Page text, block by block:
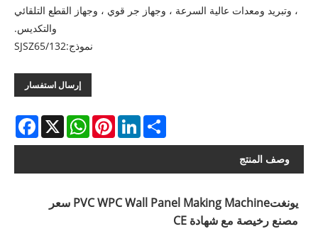
، وتبريد ومعدات عالية السرعة ، وجهاز جر قوي ، وجهاز القطع التلقائي
والتكديس.
نموذج:SJSZ65/132
إرسال استفسار
X
WhatsAppPinterestLinkedInShare
وصف المنتج
يونغت
PVC WPC Wall Panel Making Machine سعر
مصنع رخيصة مع شهادة CE